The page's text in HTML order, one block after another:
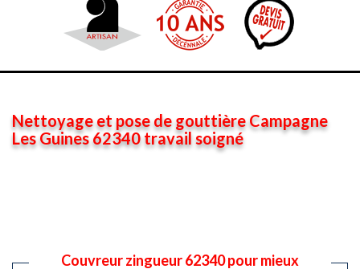
Nettoyage et pose de gouttière Campagne
Les Guines 62340 travail soigné
Couvreur zingueur 62340 pour mieux